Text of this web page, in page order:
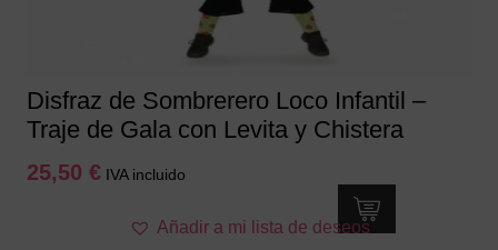
página
Disfraz de Sombrerero Loco Infantil –
Traje de Gala con Levita y Chistera
25,50 € IVA incluido
producto
Añadir a mi lista de deseos